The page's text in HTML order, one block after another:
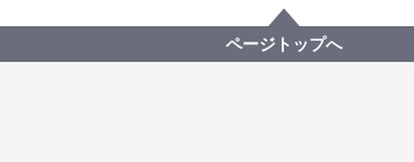
ページトップへ